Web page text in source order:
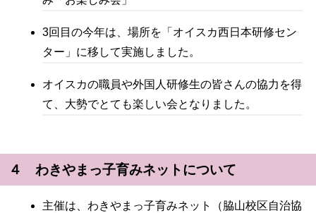
3回目の今年は、場所を「オイスカ西日本研修セン
ター」に移して実施しました。
オイスカの職員や外国人研修生の皆さんの協力を得
て、大勢でとても楽しい会となりました。
４ わきやまっ子育みネットについて
主催は、わきやまっ子育みネット（脇山校区自治協